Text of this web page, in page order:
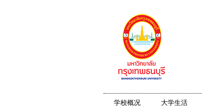
学校概况 大学生活